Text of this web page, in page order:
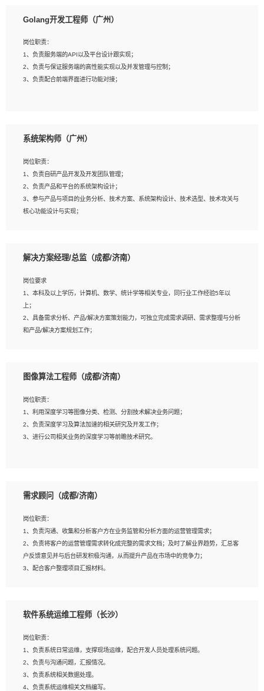
2、熟悉PostgreSQL、redis、MongoDB、ElasticSearch等开源数据库运维管理，
4、熟悉Hadoop、HBASE、Spark等大数据平台优先。
5、熟悉linux或任意一种unix操作系统，如有较强操作系统侧工作经验者优先。
6、具备丰富的项目实施经验，较强的自我学习能力。
Golang开发工程师（广州）
岗位职责：
1、负责服务端的API以及平台设计跟实现；
2、负责与保证服务端的高性能实现以及并发管理与控制；
3、负责配合前端界面进行功能对接；
2、1年以上Golang开发工作经验，能独立完成相应项目开发；
与实现，熟悉常用开源框架及设计模式；
4、熟悉Golang、连接池、消息队列等组件使用、熟悉后端开发、测试、调试流程
跟工具使用；
5、对技术有激情，喜欢钻研，能快速接受和掌握新技术，学习能力和工作责任心
强，良好的沟通表达能力和团队协作能力。
系统架构师（广州）
岗位职责：
1、负责自研产品开发及开发团队管理；
2、负责产品和平台的系统架构设计；
3、参与产品与项目的业务分析、技术方案、系统架构设计、技术选型、技术攻关与
核心功能设计与实现；
岗位要求：
1、全日制统招本科及以上学历，计算机相关专业毕业，5年以上开发工作经验；
2、具有扎实的java编程功底和良好的编码习惯，有分布式、多线程及高并发系统开
发经验和性能调优经验尤佳；熟悉JVM调优；掌握基础中间件、基础架构方案和云
平台、云产品功能特性，熟练使用相关平台的功能和了解其背后实现机制；
研发管理流程建设经验；
种常用框架和技术Springboot、Shiro、springcloud等；熟悉Linux常用命令和了解
常用脚本语言，较丰富的线上系统运维经验，复杂问题排查思路清晰。
解决方案经理/总监（成都/济南）
岗位要求
1、本科及以上学历，计算机、数学、统计学等相关专业，同行业工作经验5年以
上；
2、具备需求分析、产品/解决方案策划能力，可独立完成需求调研、需求整理与分析
和产品/解决方案规划工作；
相关的解决方案，包括视频分析、图像识别、NLP、OCR、机器学习等；
AI算法框架，对人脸识别、目标检测、图像识别、OCR、NLP等AI算法有深刻理
解。具有AI平台级产品/解决方案从业经验者优先。具有大数据技术背景者优先；
6、具备良好的客户意识与沟通能力，善于学习思考、创新与团队协作，认真负责、
执行力与抗压力强。
图像算法工程师（成都/济南）
岗位职责：
1、利用深度学习等图像分类、检测、分割技术解决业务问题；
2、负责深度学习及算法加速的相关研究及开发工作；
3、进行公司相关业务的深度学习等前瞻技术研究。
2、2年以上图像处理开发经验，熟悉python和spark开发；
建深度学习系统环境；
4、熟悉OPENCV、HALCON等常用图像处理软件，熟练进行图像处理；
5、熟悉主流的分类算法、聚类算法和关联分析算法原理，能熟练使用神经网络算法
的进行业务建模；
6、对OCR领域有深入的研究，熟悉模型调参，压缩和整型化方法；
需求顾问（成都/济南）
岗位职责：
1、负责沟通、收集和分析客户方在业务监管和分析方面的运营管理需求；
2、负责将客户的运营管理需求转化成完整的需求文档；及时了解业界趋势，汇总客
户反馈意见并与后台研发积极沟通，从而提升产品在市场中的竞争力；
3、配合客户整理项目汇报材料。
1、3年以上运营或解决方案的工作经验。
征，可独立提出完整的优化方案,并推动方案执行达成结果；熟练使用PPT、
WORD、EXCEL等办公软件；
3、深入理解公司各项AI产品和技术信息；具有较强的文档编写能力，能独立撰写
PPT、方案建议书等，面试时需携带个人制作的专业PPT文件进行展示。
软件系统运维工程师（长沙）
岗位职责：
1、负责系统日常运维，支撑现场运维，配合开发人员处理系统问题。
2、负责与沟通问题，汇报情况。
3、负责系统相关数据处理。
4、负责系统运维相关文档编写。